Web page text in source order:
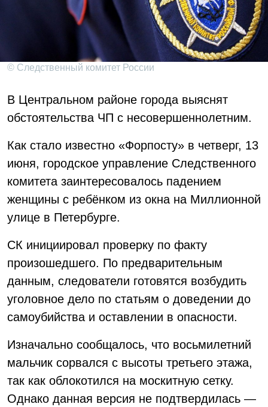
© Следственный комитет России
В Центральном районе города выяснят
обстоятельства ЧП с несовершеннолетним.
Как стало известно «Форпосту» в четверг, 13
июня, городское управление Следственного
комитета заинтересовалось падением
женщины с ребёнком из окна на Миллионной
улице в Петербурге.
СК инициировал проверку по факту
произошедшего. По предварительным
данным, следователи готовятся возбудить
уголовное дело по статьям о доведении до
самоубийства и оставлении в опасности.
Изначально сообщалось, что восьмилетний
мальчик сорвался с высоты третьего этажа,
так как облокотился на москитную сетку.
Однако данная версия не подтвердилась —